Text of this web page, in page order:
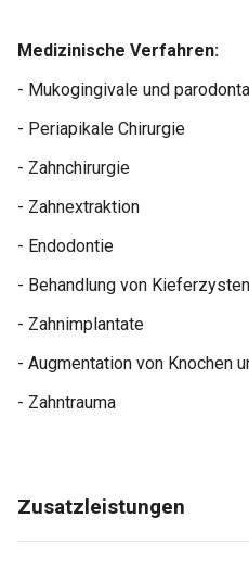
Medizinische Verfahren:
- Mukogingivale und
- Periapikale Chirurgie
- Zahnchirurgie
- Zahnextraktion
- Endodontie
- Behandlung von Kieferzysten
- Zahnimplantate
- Augmentation von Knochen
- Zahntrauma
Zusatzleistungen